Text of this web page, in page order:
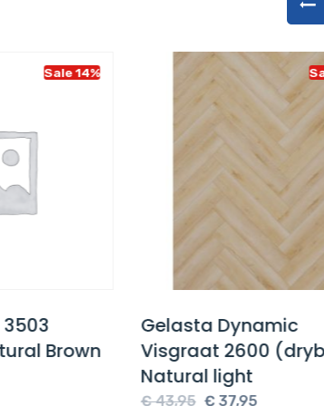
Sale 14%
Brown
Gelasta Dynamic
Visgraat 2600
Natural light
€43,95 Oorspronkelijke
€37,95Huidige